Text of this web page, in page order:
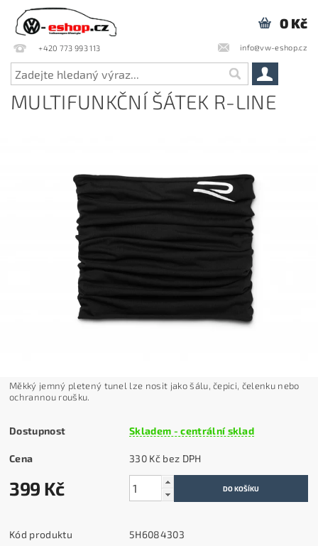
+420 773 993 113 info@vw-eshop.cz
0 Kč
MULTIFUNKČNÍ ŠÁTEK R-LINE
Měkký jemný pletený tunel lze nosit jako šálu, čepici, čelenku nebo
ochrannou roušku.
Dostupnost Skladem - centrální sklad
Cena 330 Kč bez DPH
399 Kč
Kód produktu 5H6084303